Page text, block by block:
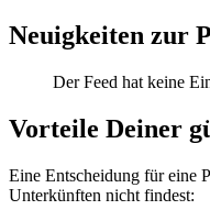
Neuigkeiten zur
Der Feed hat keine
Vorteile Deiner
Eine Entscheidung für eine
Unterkünften nicht findest: